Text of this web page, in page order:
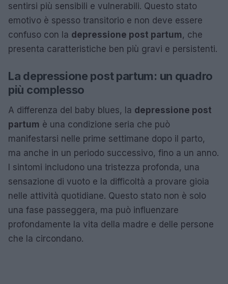
sentirsi più sensibili e vulnerabili. Questo stato
emotivo è spesso transitorio e non deve essere
confuso con la depressione post partum, che
presenta caratteristiche ben più gravi e persistenti.
La depressione post partum: un quadro
più complesso
A differenza del baby blues, la depressione post
partum è una condizione seria che può
manifestarsi nelle prime settimane dopo il parto,
ma anche in un periodo successivo, fino a un anno.
I sintomi includono una tristezza profonda, una
sensazione di vuoto e la difficoltà a provare gioia
nelle attività quotidiane. Questo stato non è solo
una fase passeggera, ma può influenzare
profondamente la vita della madre e delle persone
che la circondano.